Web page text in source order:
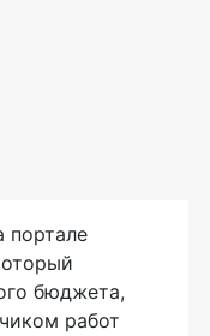
портале
бюджета,
работ